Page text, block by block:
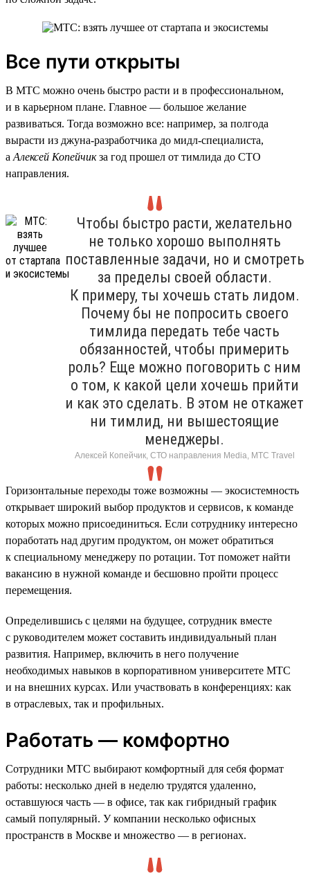
Все пути открыты
В МТС можно очень быстро расти и в профессиональном,
и в карьерном плане. Главное — большое желание
развиваться. Тогда возможно все: например, за полгода
вырасти из джуна-разработчика до мидл-специалиста,
а Алексей Копейчикза год прошел от тимлида до CTO
направления.
Чтобы быстро расти, желательно
не только хорошо выполнять
поставленные задачи, но и смотреть
за пределы своей области.
К примеру, ты хочешь стать лидом.
Почему бы не попросить своего
тимлида передать тебе часть
обязанностей, чтобы примерить
роль? Еще можно поговорить с ним
о том, к какой цели хочешь прийти
и как это сделать. В этом не откажет
ни тимлид, ни вышестоящие
менеджеры.
Алексей Копейчик, СТО направления Media, МТС Travel
Горизонтальные переходы тоже возможны — экосистемность
открывает широкий выбор продуктов и сервисов, к команде
которых можно присоединиться. Если сотруднику интересно
поработать над другим продуктом, он может обратиться
к специальному менеджеру по ротации. Тот поможет найти
вакансию в нужной команде и бесшовно пройти процесс
перемещения.
Определившись с целями на будущее, сотрудник вместе
с руководителем может составить индивидуальный план
развития. Например, включить в него получение
необходимых навыков в корпоративном университете МТС
и на внешних курсах. Или участвовать в конференциях: как
в отраслевых, так и профильных.
Работать — комфортно
Сотрудники МТС выбирают комфортный для себя формат
работы: несколько дней в неделю трудятся удаленно,
оставшуюся часть — в офисе, так как гибридный график
самый популярный. У компании несколько офисных
пространств в Москве и множество — в регионах.